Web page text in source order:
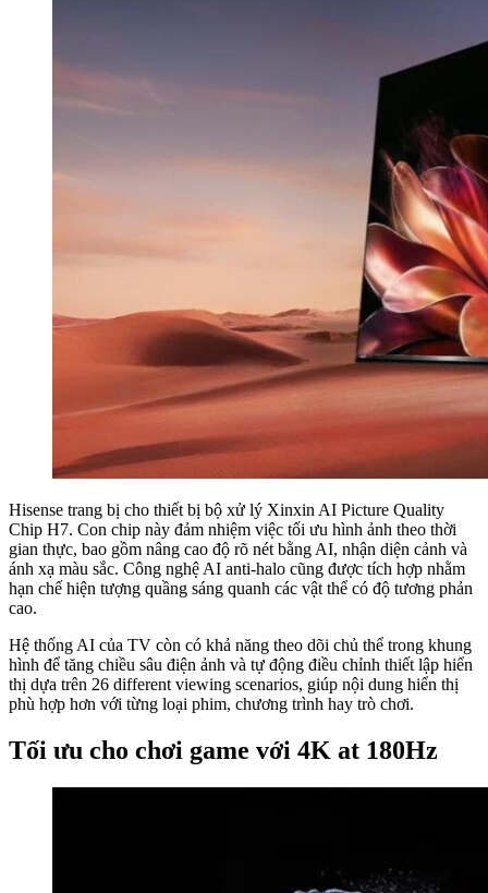
Hisense trang bị cho thiết bị bộ xử lý Xinxin AI Picture Quality
Chip H7. Con chip này đảm nhiệm việc tối ưu hình ảnh theo thời
gian thực, bao gồm nâng cao độ rõ nét bằng AI, nhận diện cảnh và
ánh xạ màu sắc. Công nghệ AI anti-halo cũng được tích hợp nhằm
hạn chế hiện tượng quầng sáng quanh các vật thể có độ tương phản
cao.
Hệ thống AI của TV còn có khả năng theo dõi chủ thể trong khung
hình để tăng chiều sâu điện ảnh và tự động điều chỉnh thiết lập hiển
thị dựa trên 26 different viewing scenarios, giúp nội dung hiển thị
phù hợp hơn với từng loại phim, chương trình hay trò chơi.
Tối ưu cho chơi game với 4K at 180Hz